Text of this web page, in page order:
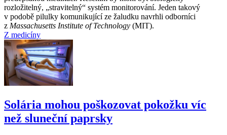
rozložitelný, „stravitelný“ systém monitorování. Jeden takový
v podobě pilulky komunikující ze žaludku navrhli odborníci
z Massachusetts Institute of Technology (MIT).
Z medicíny
Solária mohou poškozovat pokožku víc
než sluneční paprsky